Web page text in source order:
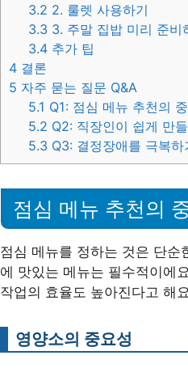
3.2 2. 룰렛 사용하기
3.3 3. 주말 집밥 미리 준비
3.4 추가 팁
4 결론
5 자주 묻는 질문 Q&A
5.1 Q1: 점심 메뉴 추천의
5.2 Q2: 직장인이 쉽게 만
5.3 Q3: 결정장애를 극복
점심 메뉴 추천의
점심 메뉴를 정하는 것은 단
에 맛있는 메뉴는 필수적이에
작업의 효율도 높아진다고 해
영양소의 중요성